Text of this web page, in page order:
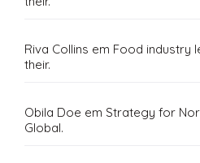
Riva Collins em Food industry
their.
Obila Doe em Strategy for
Global.